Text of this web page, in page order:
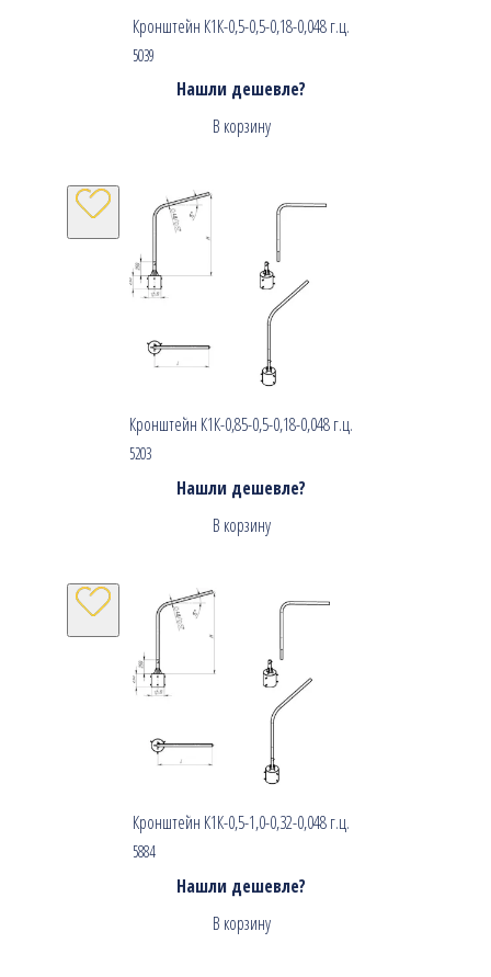
Кронштейн К1К-0,5-0,5-0,18-0,048 г.ц.
5039
Нашли дешевле?
В корзину
Кронштейн К1К-0,85-0,5-0,18-0,048 г.ц.
5203
Нашли дешевле?
В корзину
Кронштейн К1К-0,5-1,0-0,32-0,048 г.ц.
5884
Нашли дешевле?
В корзину